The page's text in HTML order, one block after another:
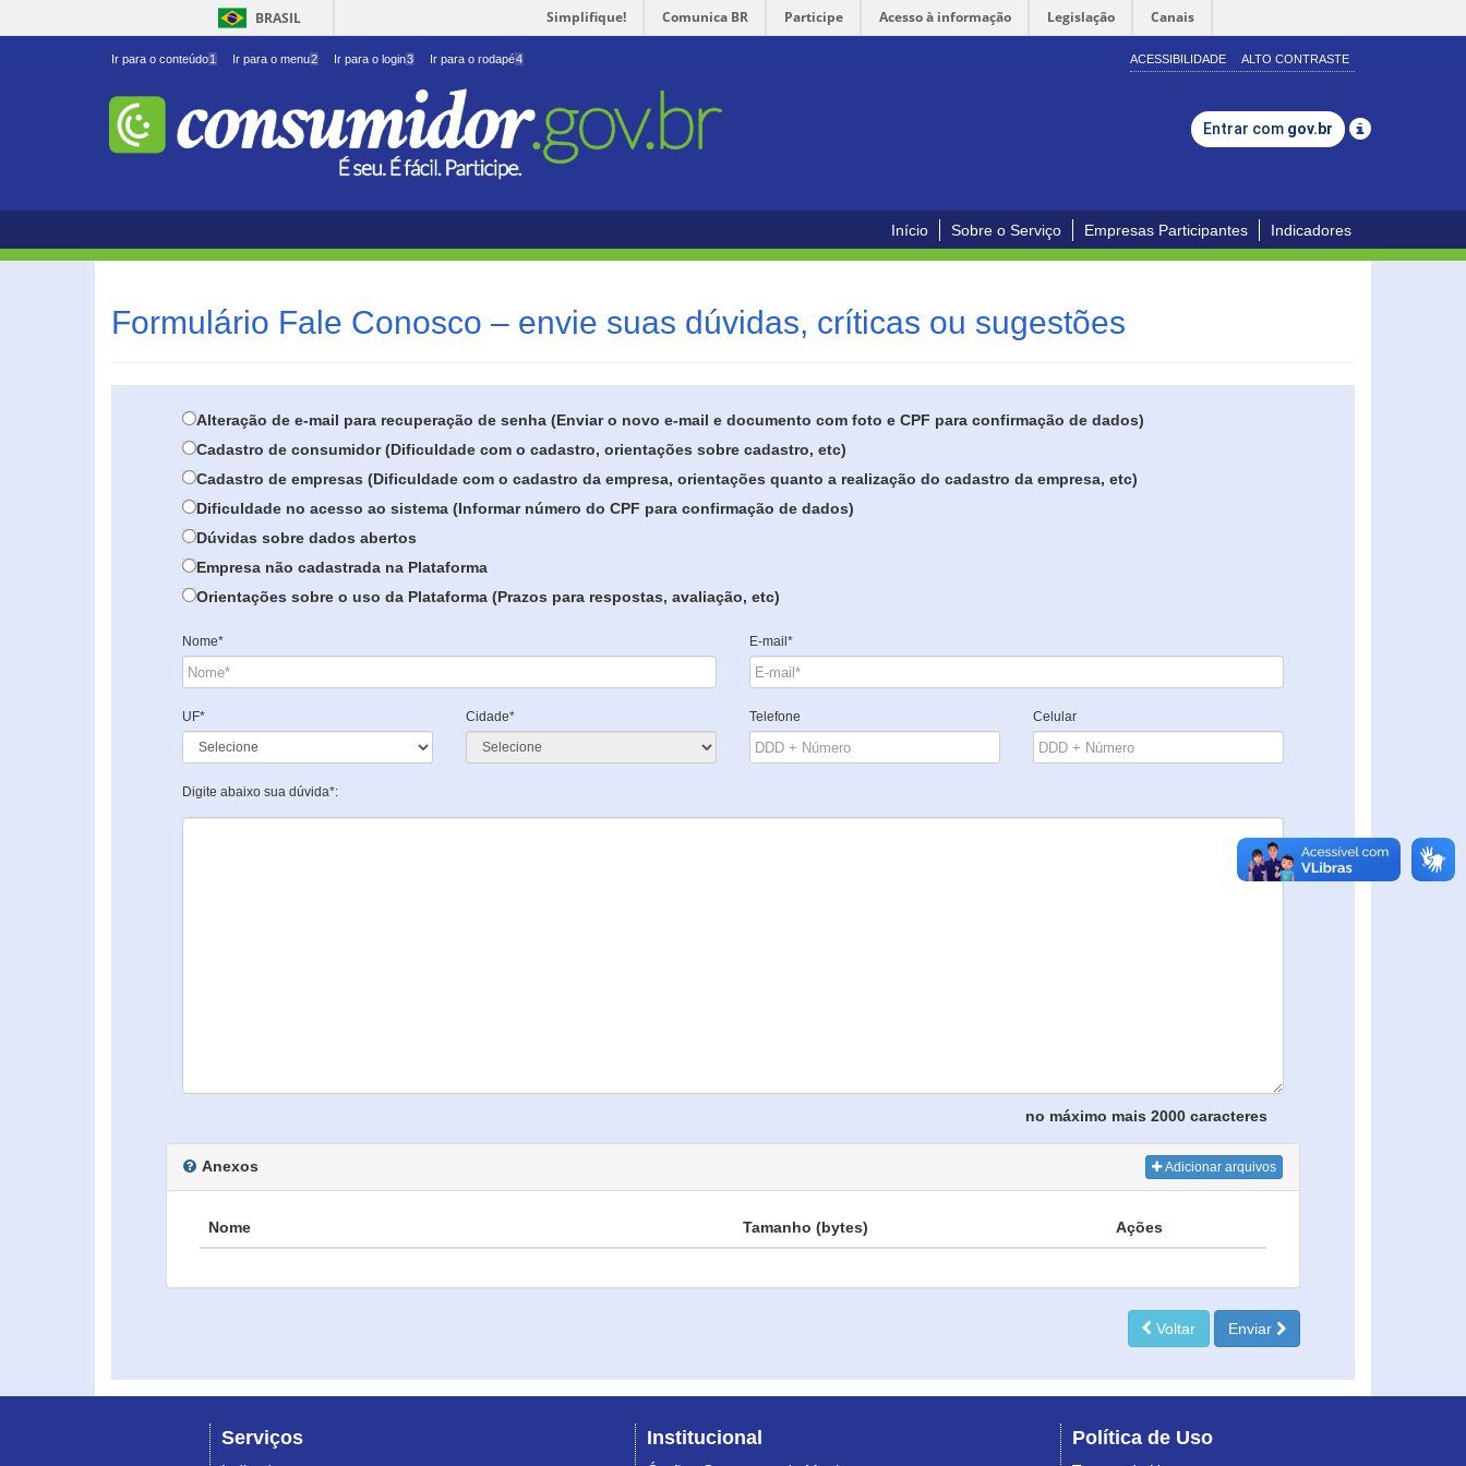
BRASIL Simplifique! Comunica BR Participe Acesso à informação Legislação Canais
Ir para o conteúdo1 Ir para o menu2 Ir para o login3 Ir para o rodapé4 ACESSIBILIDADE ALTO CONTRASTE
Entrar com gov.br
Início Sobre o Serviço Empresas Participantes Indicadores
Formulário Fale Conosco – envie suas dúvidas, críticas ou sugestões
Alteração de e-mail para recuperação de senha (Enviar o novo e-mail e documento com foto e CPF para confirmação de dados)
Cadastro de consumidor (Dificuldade com o cadastro, orientações sobre cadastro, etc)
Cadastro de empresas (Dificuldade com o cadastro da empresa, orientações quanto a realização do cadastro da empresa, etc)
Dificuldade no acesso ao sistema (Informar número do CPF para confirmação de dados)
Dúvidas sobre dados abertos
Empresa não cadastrada na Plataforma
Orientações sobre o uso da Plataforma (Prazos para respostas, avaliação, etc)
Nome* E-mail*
UF* Cidade* Telefone Celular
Digite abaixo sua dúvida*:
no máximo mais 2000 caracteres
Anexos Adicionar arquivos
Nome Tamanho (bytes) Ações
Voltar Enviar
Serviços Institucional Política de Uso